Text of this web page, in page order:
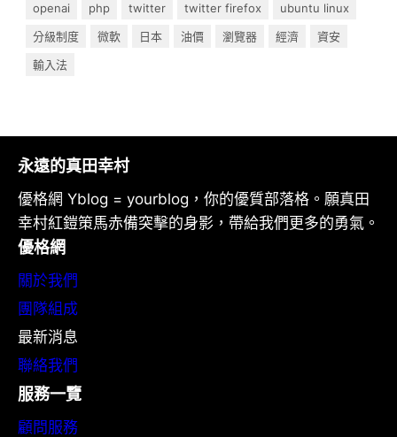
openai
php twitter twitter firefox
ubuntu linux
分級制度
微軟 日本 油價 瀏覽器 經濟
資安
輸入法
永遠的真田幸村
優格網 Yblog = yourblog，你的優質部落格。願真田
幸村紅鎧策馬赤備突擊的身影，帶給我們更多的勇氣。
優格網
關於我們
團隊組成
最新消息
聯絡我們
服務一覽
顧問服務